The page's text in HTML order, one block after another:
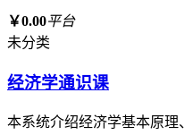
￥0.00平台
未分类
经济学通识课
本系统介绍经济学基本原理